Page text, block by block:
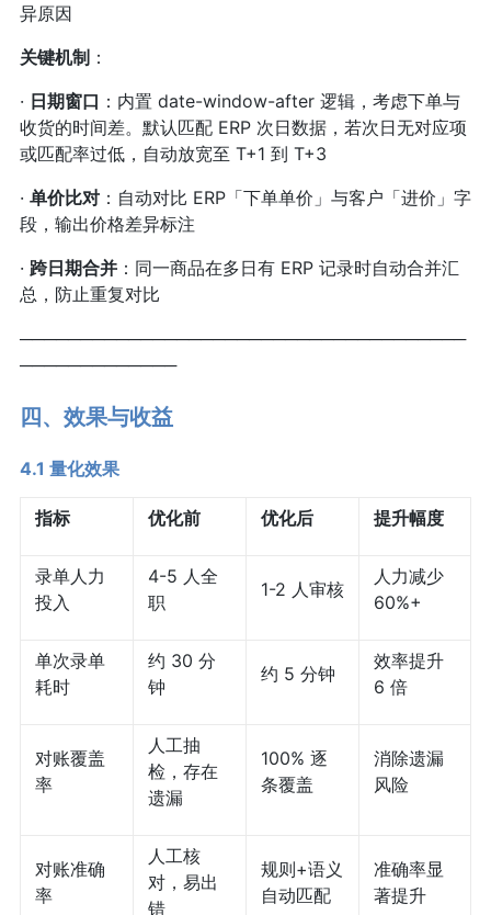
异原因
关键机制：
· 日期窗口 ：内置 date-window-after 逻辑，考虑下单与
收货的时间差。默认匹配 ERP 次日数据，若次日无对应项
或匹配率过低，自动放宽至 T+1 到 T+3
· 单价比对：自动对比 ERP「下单单价」与客户「进价」字
段，输出价格差异标注
· 跨日期合并：同一商品在多日有 ERP 记录时自动合并汇
总，防止重复对比
─────────────────────────────────────
─────────────
四、效果与收益
4.1 量化效果
指标 优化前 优化后 提升幅度
录单人力
投入
4-5 人全
职
1-2 人审核
人力减少
60%+
单次录单
耗时
约 30 分
钟
约 5 分钟
效率提升
6 倍
对账覆盖
率
人工抽
检，存在
遗漏
100% 逐
条覆盖
消除遗漏
风险
对账准确
率
人工核
对，易出
错
规则+语义
自动匹配
准确率显
著提升